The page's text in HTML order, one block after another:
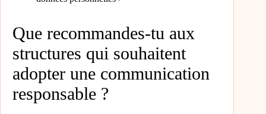
Que recommandes-tu aux
structures qui souhaitent
adopter une communication
responsable ?